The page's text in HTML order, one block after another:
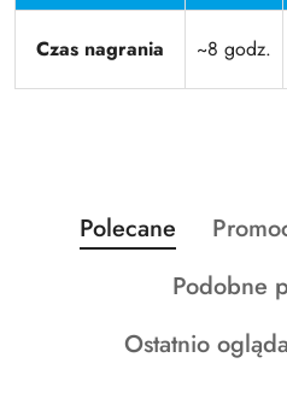
Czas nagrania ~8 godz.
Pomiń karuzelę
Produkty
o
Polecane
Produkty
statusie:
Podobne
Produkty
Ostatnio